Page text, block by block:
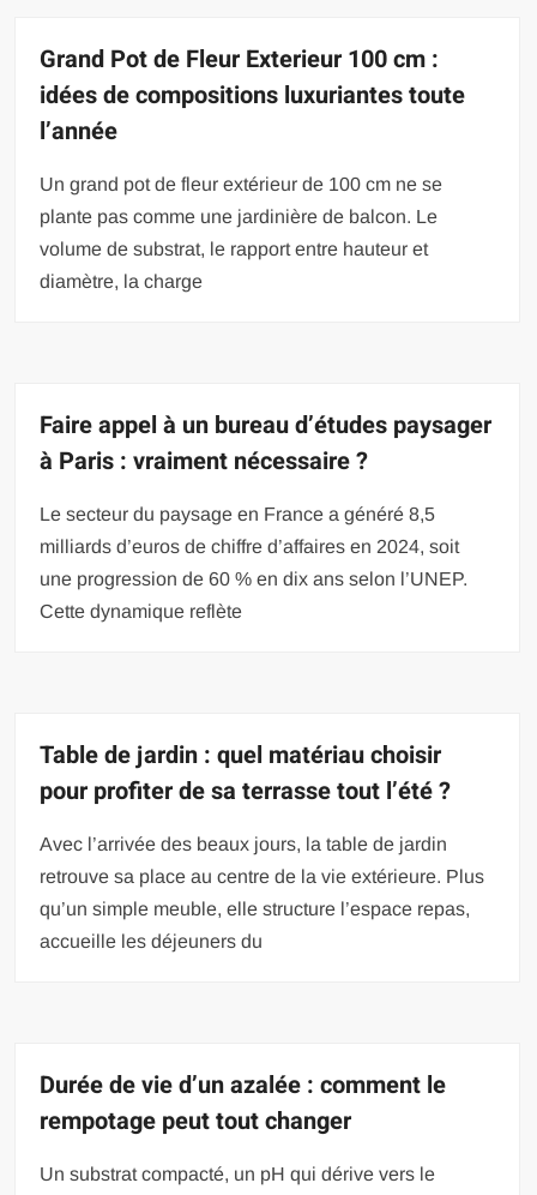
Grand Pot de Fleur Exterieur 100 cm :
idées de compositions luxuriantes toute
l’année
Un grand pot de fleur extérieur de 100 cm ne se
plante pas comme une jardinière de balcon. Le
volume de substrat, le rapport entre hauteur et
diamètre, la charge
Faire appel à un bureau d’études paysager
à Paris : vraiment nécessaire ?
Le secteur du paysage en France a généré 8,5
milliards d’euros de chiffre d’affaires en 2024, soit
une progression de 60 % en dix ans selon l’UNEP.
Cette dynamique reflète
Table de jardin : quel matériau choisir
pour profiter de sa terrasse tout l’été ?
Avec l’arrivée des beaux jours, la table de jardin
retrouve sa place au centre de la vie extérieure. Plus
qu’un simple meuble, elle structure l’espace repas,
accueille les déjeuners du
Durée de vie d’un azalée : comment le
rempotage peut tout changer
Un substrat compacté, un pH qui dérive vers le